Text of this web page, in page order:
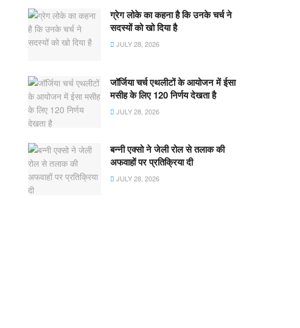
ग्रेग लोके का कहना है कि उनके चर्च ने
सदस्यों को खो दिया है
JULY 28, 2026
जॉर्जिया चर्च एथलीटों के आयोजन में ईसा
मसीह के लिए 120 निर्णय देखता है
JULY 28, 2026
बन्नी एक्सो ने जेली रोल से तलाक की
अफवाहों पर प्रतिक्रिया दी
JULY 28, 2026